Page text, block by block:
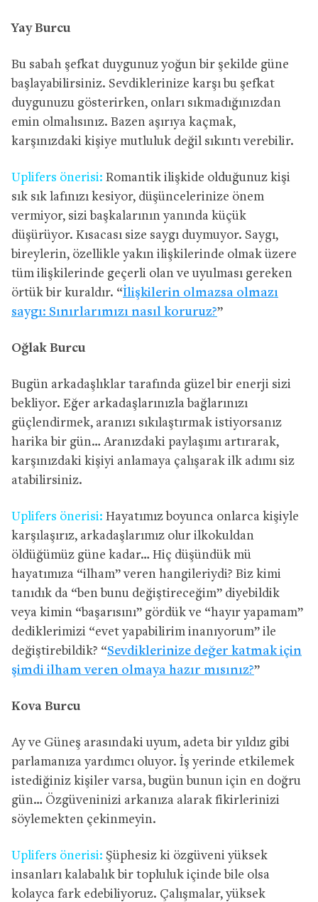
Yay Burcu
Bu sabah şefkat duygunuz yoğun bir şekilde güne
başlayabilirsiniz. Sevdiklerinize karşı bu şefkat
duygunuzu gösterirken, onları sıkmadığınızdan
emin olmalısınız. Bazen aşırıya kaçmak,
karşınızdaki kişiye mutluluk değil sıkıntı verebilir.
Uplifers önerisi: Romantik ilişkide olduğunuz kişi
sık sık lafınızı kesiyor, düşüncelerinize önem
vermiyor, sizi başkalarının yanında küçük
düşürüyor. Kısacası size saygı duymuyor. Saygı,
bireylerin, özellikle yakın ilişkilerinde olmak üzere
tüm ilişkilerinde geçerli olan ve uyulması gereken
örtük bir kuraldır. “İlişkilerin olmazsa olmazı
saygı: Sınırlarımızı nasıl koruruz?”
Oğlak Burcu
Bugün arkadaşlıklar tarafında güzel bir enerji sizi
bekliyor. Eğer arkadaşlarınızla bağlarınızı
güçlendirmek, aranızı sıkılaştırmak istiyorsanız
harika bir gün… Aranızdaki paylaşımı artırarak,
karşınızdaki kişiyi anlamaya çalışarak ilk adımı siz
atabilirsiniz.
Uplifers önerisi: Hayatımız boyunca onlarca kişiyle
karşılaşırız, arkadaşlarımız olur ilkokuldan
öldüğümüz güne kadar… Hiç düşündük mü
hayatımıza “ilham” veren hangileriydi? Biz kimi
tanıdık da “ben bunu değiştireceğim” diyebildik
veya kimin “başarısını” gördük ve “hayır yapamam”
dediklerimizi “evet yapabilirim inanıyorum” ile
değiştirebildik? “Sevdiklerinize değer katmak için
şimdi ilham veren olmaya hazır mısınız?”
Kova Burcu
Ay ve Güneş arasındaki uyum, adeta bir yıldız gibi
parlamanıza yardımcı oluyor. İş yerinde etkilemek
istediğiniz kişiler varsa, bugün bunun için en doğru
gün… Özgüveninizi arkanıza alarak fikirlerinizi
söylemekten çekinmeyin.
Uplifers önerisi: Şüphesiz ki özgüveni yüksek
insanları kalabalık bir topluluk içinde bile olsa
kolayca fark edebiliyoruz. Çalışmalar, yüksek